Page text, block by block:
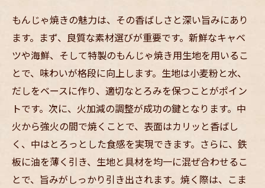
もんじゃ焼きの魅力は、その香ばしさと深い旨みにあり
ます。まず、良質な素材選びが重要です。新鮮なキャベ
ツや海鮮、そして特製のもんじゃ焼き用生地を用いるこ
とで、味わいが格段に向上します。生地は小麦粉と水、
だしをベースに作り、適切なとろみを保つことがポイン
トです。次に、火加減の調整が成功の鍵となります。中
火から強火の間で焼くことで、表面はカリッと香ばし
く、中はとろっとした食感を実現できます。さらに、鉄
板に油を薄く引き、生地と具材を均一に混ぜ合わせるこ
とで、旨みがしっかり引き出されます。焼く際は、こま